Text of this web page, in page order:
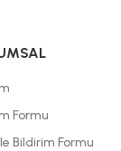
Formu
Bildirim Formu